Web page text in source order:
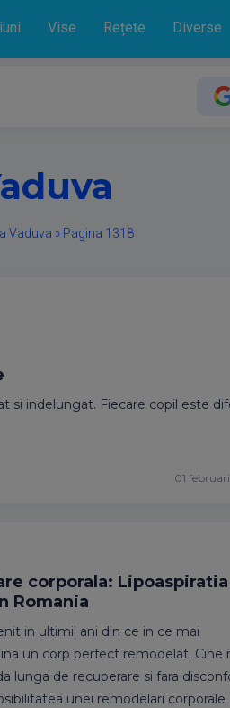
Vise Rețete Diverse
Vaduva » Pagina 1318
si indelungat. Fiecare copil este
01
corporala:
Romania
in ultimii ani din ce in ce mai
un corp perfect remodelat. Cine
lunga de recuperare si fara
unei remodelari corporale